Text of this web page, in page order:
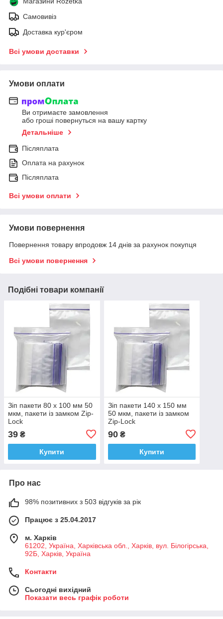
Самовивіз
Доставка кур'єром
Всі умови доставки
Умови оплати
Ви отримаєте замовлення
або гроші повернуться на вашу картку
Детальніше
Післяплата
Оплата на рахунок
Післяплата
Всі умови оплати
Умови повернення
Повернення товару впродовж 14 днів за рахунок покупця
Всі умови повернення
Подібні товари компанії
Зіп пакети 80 х 100 мм 50
мкм, пакети із замком Zip-
Lock
39 ₴
Купити
Зіп пакети 140 х 150 мм
50 мкм, пакети із замком
Zip-Lock
90₴
Купити
Про нас
98% позитивних з 503 відгуків за рік
Працює з 25.04.2017
м. Харків
61202, Україна, Харківська обл., Харків, вул. Білогірська,
92Б, Харків, Україна
Контакти
Сьогодні вихідний
Показати весь графік роботи